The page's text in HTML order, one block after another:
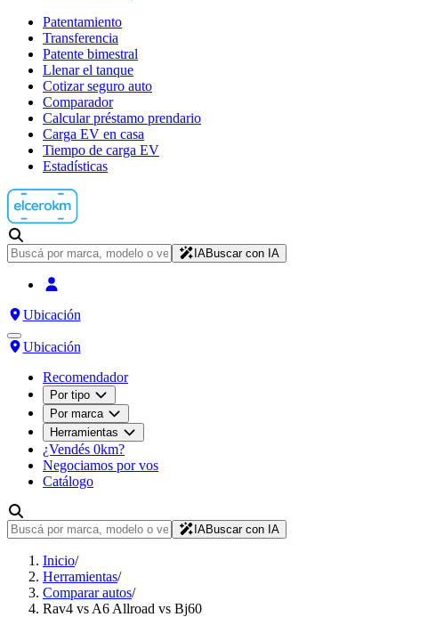
Patentamiento
Transferencia
Patente bimestral
Llenar el tanque
Cotizar seguro auto
Comparador
Calcular préstamo prendario
Carga EV en casa
Tiempo de carga EV
Estadísticas
IABuscar con IA
Ubicación
Ubicación
Recomendador
Por tipo
Por marca
Herramientas
¿Vendés 0km?
Negociamos por vos
Catálogo
IABuscar con IA
Inicio/
Herramientas/
Comparar autos/
Rav4 vs A6 Allroad vs Bj60